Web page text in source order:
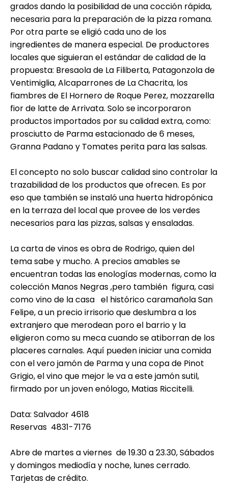
grados dando la posibilidad de una cocción rápida,
necesaria para la preparación de la pizza romana.
Por otra parte se eligió cada uno de los
ingredientes de manera especial. De productores
locales que siguieran el estándar de calidad de la
propuesta: Bresaola de La Filiberta, Patagonzola de
Ventimiglia, Alcaparrones de La Chacrita, los
fiambres de El Hornero de Roque Perez, mozzarella
fior de latte de Arrivata. Solo se incorporaron
productos importados por su calidad extra, como:
prosciutto de Parma estacionado de 6 meses,
Granna Padano y Tomates perita para las salsas.
El concepto no solo buscar calidad sino controlar la
trazabilidad de los productos que ofrecen. Es por
eso que también se instaló una huerta hidropónica
en la terraza del local que provee de los verdes
necesarios para las pizzas, salsas y ensaladas.
La carta de vinos es obra de Rodrigo, quien del
tema sabe y mucho. A precios amables se
encuentran todas las enologías modernas, como la
colección Manos Negras ,pero también figura, casi
como vino de la casa el histórico caramañola San
Felipe, a un precio irrisorio que deslumbra a los
extranjero que merodean poro el barrio y la
eligieron como su meca cuando se atiborran de los
placeres carnales. Aquí pueden iniciar una comida
con el vero jamón de Parma y una copa de Pinot
Grigio, el vino que mejor le va a este jamón sutil,
firmado por un joven enólogo, Matias Riccitelli.
Data: Salvador 4618
Reservas 4831-7176
Abre de martes a viernes de 19.30 a 23.30, Sábados
y domingos mediodía y noche, lunes cerrado.
Tarjetas de crédito.